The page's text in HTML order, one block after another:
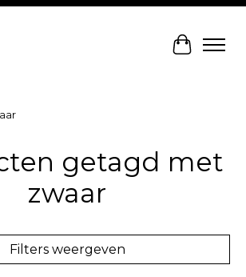
getagd met
zwaar
Filters weergeven